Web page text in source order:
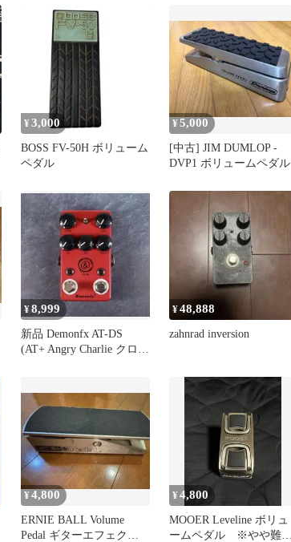
¥ 3,000
BOSS FV-50H ボリューム
ペダル
¥5,000
[中古] JIM DUMLOP -
DVP1 ボリュームペダル
¥8,999
新品 Demonfx AT-DS
(AT+ Angry Charlie クロー
¥48,888
zahnrad inversion
¥4,800
ERNIE BALL Volume
Pedal ギターエフェクタ
¥4,800
MOOER Leveline ボリュ
ームペダル ※やや難あ